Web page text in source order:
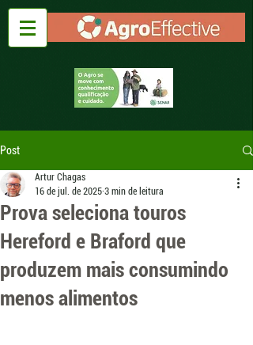
Post
Prova seleciona touros
Hereford e Braford que
produzem mais consumindo
menos alimentos
Artur Chagas
16 de jul. de 2025 3 min de leitura